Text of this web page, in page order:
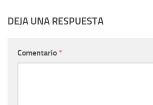
DEJA UNA RESPUESTA
Comentario *